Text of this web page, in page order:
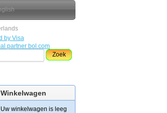
Zoek
Winkelwagen
Uw winkelwagen is leeg